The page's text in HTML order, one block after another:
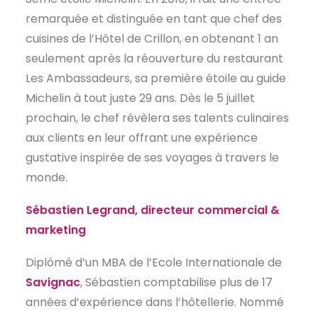
remarquée et distinguée en tant que chef des
cuisines de l’Hôtel de Crillon, en obtenant 1 an
seulement après la réouverture du restaurant
Les Ambassadeurs, sa première étoile au guide
Michelin à tout juste 29 ans. Dès le 5 juillet
prochain, le chef révèlera ses talents culinaires
aux clients en leur offrant une expérience
gustative inspirée de ses voyages à travers le
monde.
Sébastien Legrand, directeur commercial &
marketing
Diplômé d’un MBA de l’Ecole Internationale de
Savignac, Sébastien comptabilise plus de 17
années d’expérience dans l’hôtellerie. Nommé